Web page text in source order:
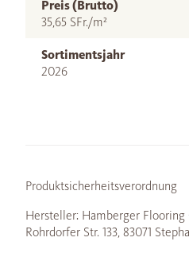
Preis (Brutto)
35,65 SFr./m²
Sortimentsjahr
2026
Produktsicherheitsverordnung
Hersteller: Hamberger Flooring
Rohrdorfer Str. 133, 83071